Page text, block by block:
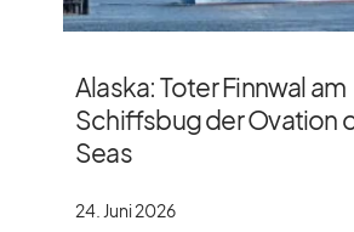
Alaska: Toter Finnwal am
Schiffsbug der Ovation
Seas
24. Juni 2026